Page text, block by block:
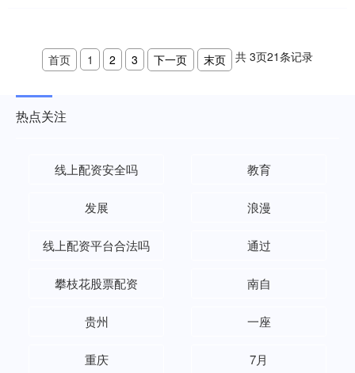
首页 1 2 3 下一页 末页 共 3页21条记录
热点关注
线上配资安全吗 教育
发展 浪漫
线上配资平台合法吗 通过
攀枝花股票配资 南自
贵州 一座
重庆 7月